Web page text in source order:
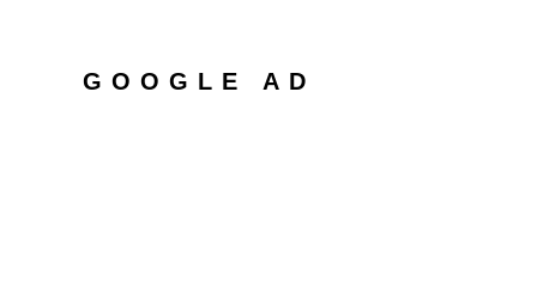
GOOGLE AD